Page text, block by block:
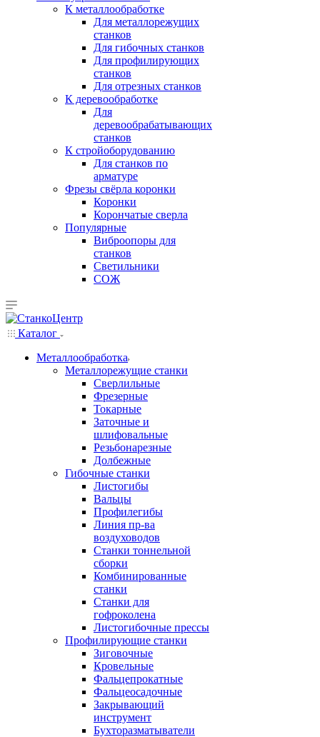
К металлообработке
Для металлорежущих
станков
Для гибочных станков
Для профилирующих
станков
Для отрезных станков
К деревообработке
Для
деревообрабатывающих
станков
К стройоборудованию
Для станков по
арматуре
Фрезы свёрла коронки
Коронки
Корончатые сверла
Популярные
Виброопоры для
станков
Светильники
СОЖ
Каталог
Металлообработка
Металлорежущие станки
Сверлильные
Фрезерные
Токарные
Заточные и
шлифовальные
Резьбонарезные
Долбежные
Гибочные станки
Листогибы
Вальцы
Профилегибы
Линия пр-ва
воздуховодов
Станки тоннельной
сборки
Комбинированные
станки
Станки для
гофроколена
Листогибочные прессы
Профилирующие станки
Зиговочные
Кровельные
Фальцепрокатные
Фальцеосадочные
Закрывающий
инструмент
Бухторазматыватели